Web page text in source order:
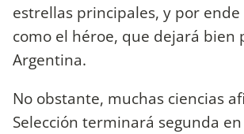
estrellas principales, y por ende
como el héroe, que dejará bien
Argentina.
No obstante, muchas ciencias
Selección terminará segunda